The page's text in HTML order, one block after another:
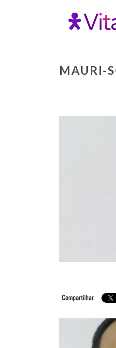
MAURI-